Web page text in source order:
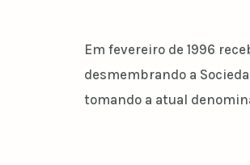
Em fevereiro de 1996
desmembrando a
tomando a atual